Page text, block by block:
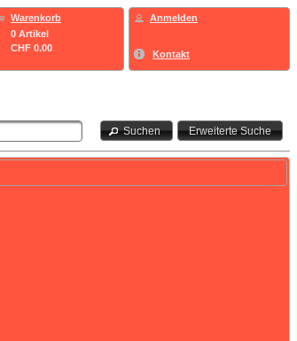
Warenkorb
0 Artikel
CHF 0.00
Anmelden
Kontakt
Suchen Erweiterte Suche